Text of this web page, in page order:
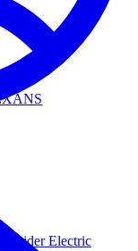
Electric